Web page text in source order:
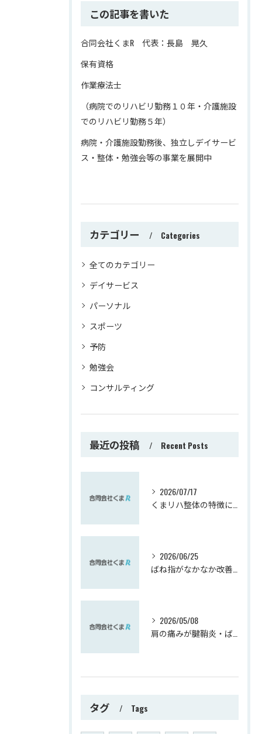
この記事を書いた
合同会社くまR 代表：長島 晃久
保有資格
作業療法士
（病院でのリハビリ勤務１０年・介護施設
でのリハビリ勤務５年）
病院・介護施設勤務後、独立しデイサービ
ス・整体・勉強会等の事業を展開中
カテゴリー Categories
全てのカテゴリー
デイサービス
パーソナル
スポーツ
予防
勉強会
コンサルティング
最近の投稿 Recent Posts
2026/07/17
2026/06/25
2026/05/08
タグ Tags